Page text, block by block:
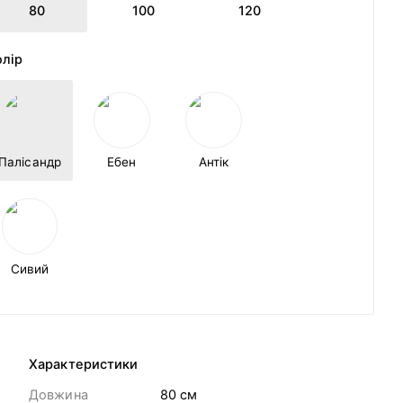
80 100 120
Ебен Антік
Сивий
Характеристики
Довжина
80 cм